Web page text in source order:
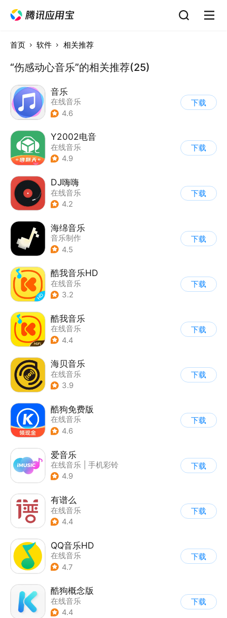
首页 软件 相关推荐
“伤感动心音乐”的相关推荐(25)
音乐
在线音乐
4.6
下载
Y2002电音
在线音乐
4.9
下载
DJ嗨嗨
在线音乐
4.2
下载
海绵音乐
音乐制作
4.5
下载
酷我音乐HD
在线音乐
3.2
下载
酷我音乐
在线音乐
4.4
下载
海贝音乐
在线音乐
3.9
下载
酷狗免费版
在线音乐
4.6
下载
爱音乐
在线音乐
手机彩铃
4.9
下载
有谱么
在线音乐
4.4
下载
QQ音乐HD
在线音乐
4.7
下载
酷狗概念版
在线音乐
4.4
下载